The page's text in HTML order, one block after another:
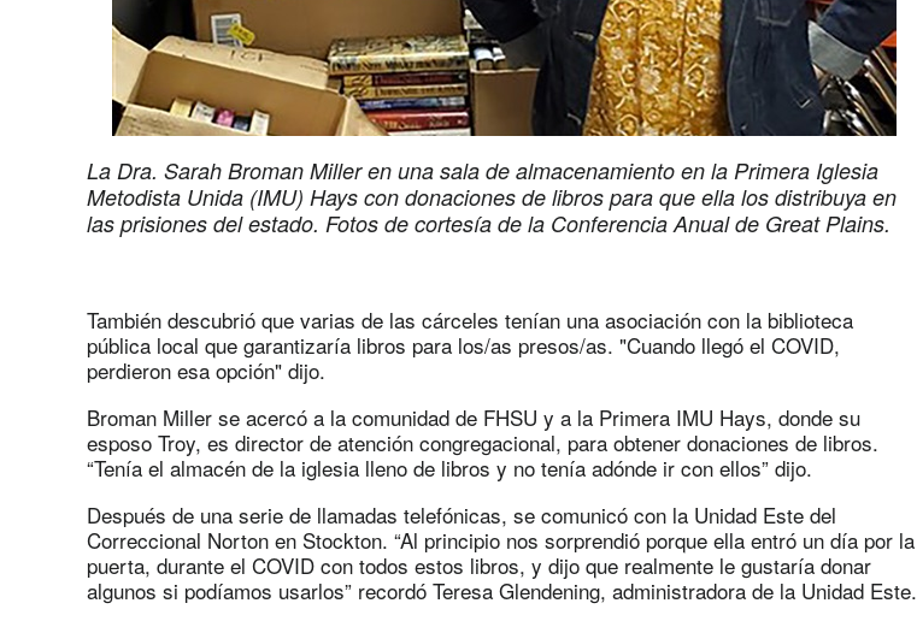
La Dra. Sarah Broman Miller en una sala de almacenamiento en la Primera Iglesia
Metodista Unida (IMU) Hays con donaciones de libros para que ella los distribuya en
las prisiones del estado. Fotos de cortesía de la Conferencia Anual de Great Plains.
También descubrió que varias de las cárceles tenían una asociación con la biblioteca
pública local que garantizaría libros para los/as presos/as. "Cuando llegó el COVID,
perdieron esa opción" dijo.
Broman Miller se acercó a la comunidad de FHSU y a la Primera IMU Hays, donde su
esposo Troy, es director de atención congregacional, para obtener donaciones de libros.
“Tenía el almacén de la iglesia lleno de libros y no tenía adónde ir con ellos” dijo.
Después de una serie de llamadas telefónicas, se comunicó con la Unidad Este del
Correccional Norton en Stockton. “Al principio nos sorprendió porque ella entró un día por la
puerta, durante el COVID con todos estos libros, y dijo que realmente le gustaría donar
algunos si podíamos usarlos” recordó Teresa Glendening, administradora de la Unidad Este.